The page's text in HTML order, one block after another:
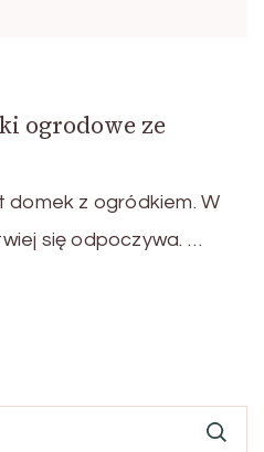
ogrodowe ze
domek z ogródkiem. W
się odpoczywa. …